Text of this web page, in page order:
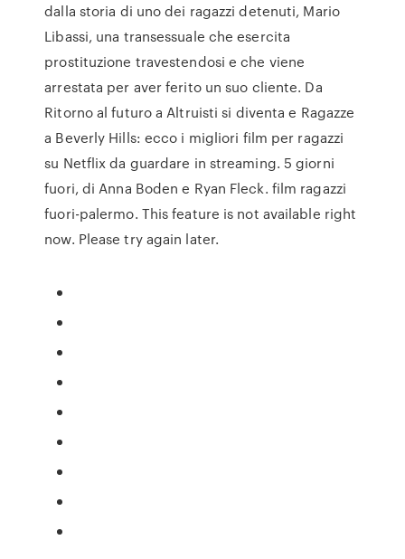
dalla storia di uno dei ragazzi detenuti, Mario
Libassi, una transessuale che esercita
prostituzione travestendosi e che viene
arrestata per aver ferito un suo cliente. Da
Ritorno al futuro a Altruisti si diventa e Ragazze
a Beverly Hills: ecco i migliori film per ragazzi
su Netflix da guardare in streaming. 5 giorni
fuori, di Anna Boden e Ryan Fleck. film ragazzi
fuori-palermo. This feature is not available right
now. Please try again later.